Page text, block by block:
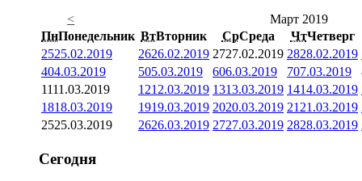
<
Март 2019
ПнПонедельник ВтВторник СрСреда ЧтЧетверг
2525.02.2019 2626.02.2019 2727.02.2019 2828.02.2019
404.03.2019 505.03.2019 606.03.2019 707.03.2019
1111.03.2019 1212.03.2019 1313.03.2019 1414.03.2019
1818.03.2019 1919.03.2019 2020.03.2019 21 21.03.2019
2525.03.2019 2626.03.2019 2727.03.2019 2828.03.2019
Сегодня